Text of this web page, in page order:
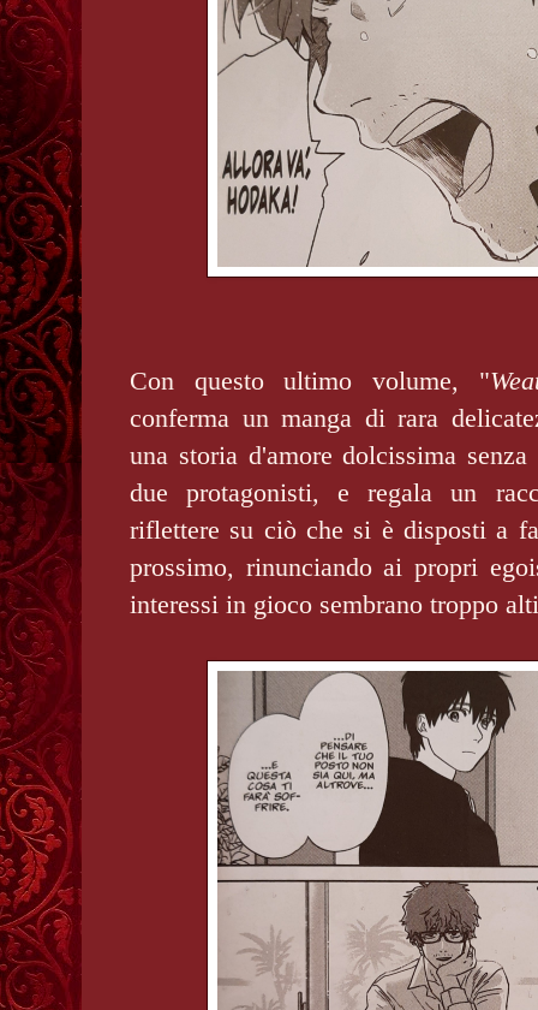
Con questo ultimo volume, "
conferma un manga di rara
una storia d'amore dolcissima
due protagonisti, e regala un
riflettere su ciò che si è disposti a
prossimo, rinunciando ai propri
interessi in gioco sembrano troppo